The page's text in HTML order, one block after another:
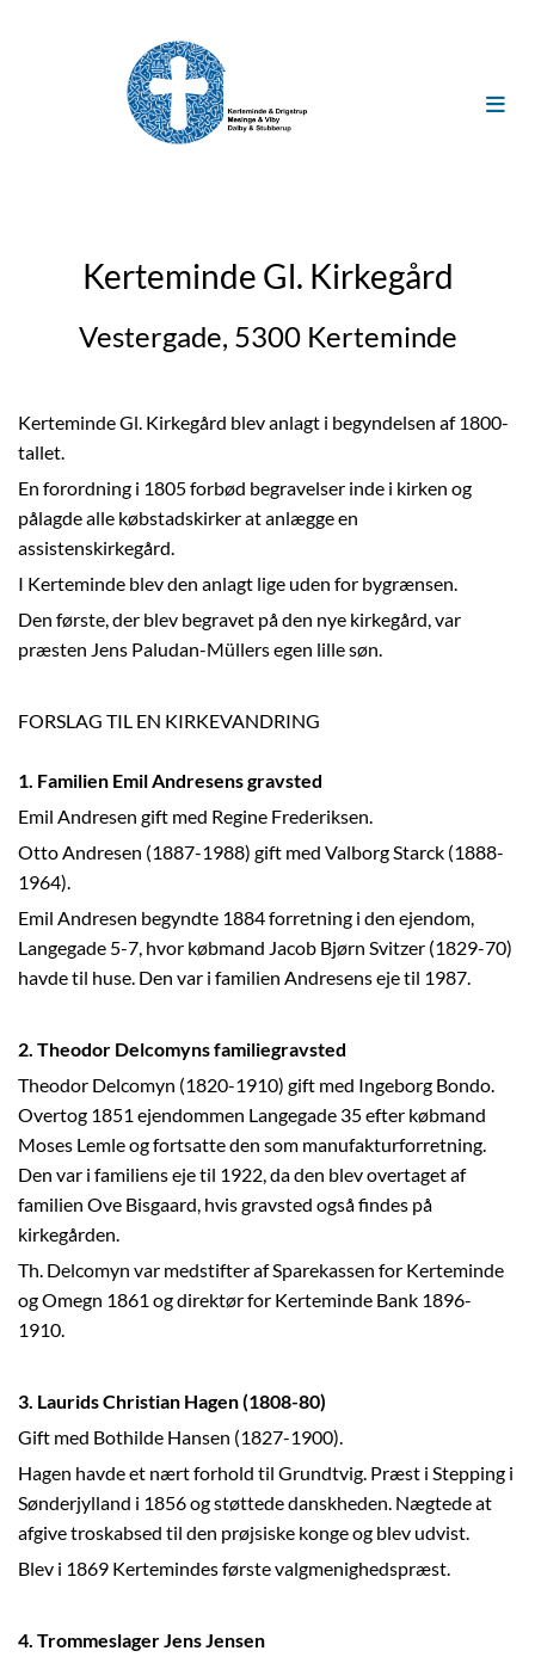
Kerteminde Gl. Kirkegård
Vestergade, 5300 Kerteminde
Kerteminde Gl. Kirkegård blev anlagt i begyndelsen af 1800-
tallet.
En forordning i 1805 forbød begravelser inde i kirken og
pålagde alle købstadskirker at anlægge en
assistenskirkegård.
I Kerteminde blev den anlagt lige uden for bygrænsen.
Den første, der blev begravet på den nye kirkegård, var
præsten Jens Paludan-Müllers egen lille søn.
FORSLAG TIL EN KIRKEVANDRING
1. Familien Emil Andresens gravsted
Emil Andresen gift med Regine Frederiksen.
Otto Andresen (1887-1988) gift med Valborg Starck (1888-
1964).
Emil Andresen begyndte 1884 forretning i den ejendom,
Langegade 5-7, hvor købmand Jacob Bjørn Svitzer (1829-70)
havde til huse. Den var i familien Andresens eje til 1987.
2. Theodor Delcomyns familiegravsted
Theodor Delcomyn (1820-1910) gift med Ingeborg Bondo.
Overtog 1851 ejendommen Langegade 35 efter købmand
Moses Lemle og fortsatte den som manufakturforretning.
Den var i familiens eje til 1922, da den blev overtaget af
familien Ove Bisgaard, hvis gravsted også findes på
kirkegården.
Th. Delcomyn var medstifter af Sparekassen for Kerteminde
og Omegn 1861 og direktør for Kerteminde Bank 1896-
1910.
3. Laurids Christian Hagen (1808-80)
Gift med Bothilde Hansen (1827-1900).
Hagen havde et nært forhold til Grundtvig. Præst i Stepping i
Sønderjylland i 1856 og støttede danskheden. Nægtede at
afgive troskabsed til den prøjsiske konge og blev udvist.
Blev i 1869 Kertemindes første valgmenighedspræst.
4. Trommeslager Jens Jensen